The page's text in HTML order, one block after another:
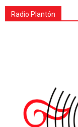
Radio Plantón